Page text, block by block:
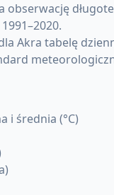
obserwację
Akra tabelę
i średnia (°C)